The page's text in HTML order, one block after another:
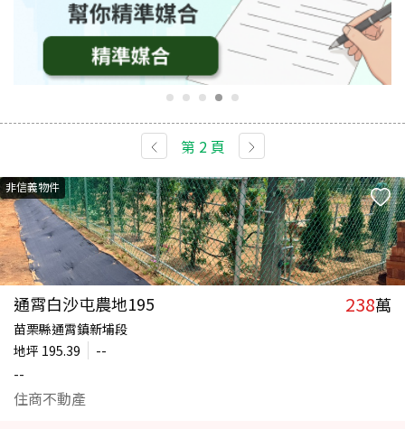
第 2頁
非信義物件
通霄白沙屯農地195 238萬
苗栗縣通霄鎮新埔段
地坪 195.39
--
--
住商不動產